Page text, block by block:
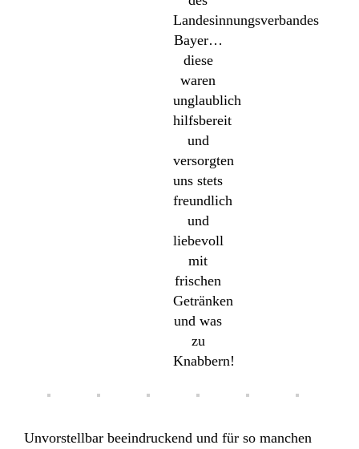
Landesinnungsverbandes
Bayer…
diese
waren
unglaublich
hilfsbereit
und
versorgten
uns stets
freundlich
und
liebevoll
mit
frischen
Getränken
und was
zu
Knabbern!
Unvorstellbar beeindruckend und für so manchen